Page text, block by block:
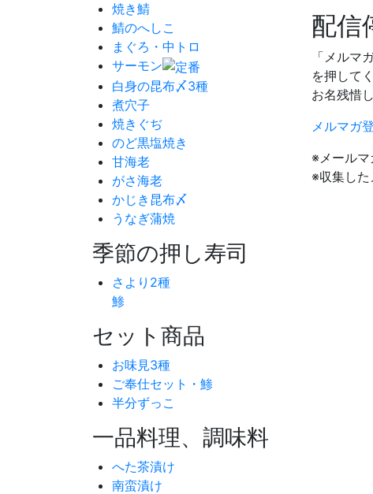
配信
「メルマ
を押して
お名残惜
メルマガ
※メールマ
※収集した
焼き鯖
鯖のへしこ
まぐろ・中トロ
サーモン
白身の昆布〆3種
煮穴子
焼きぐぢ
のど黒塩焼き
甘海老
がさ海老
かじき昆布〆
うなぎ蒲焼
季節の押し寿司
さより2種
鯵
セット商品
お味見3種
ご奉仕セット・鯵
半分ずっこ
一品料理、調味料
へた茶漬け
南蛮漬け